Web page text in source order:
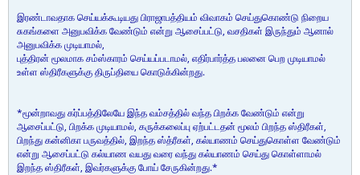
இரண்டாவதாக செய்யக்கூடியது பிராஜாபத்தியம் விவாகம் செய்துகொண்டு நிறைய
சுகங்களை அனுபவிக்க வேண்டும் என்று ஆசைப்பட்டு, வசதிகள் இருந்தும் ஆனால்
அனுபவிக்க முடியாமல்,
புத்திரன் மூலமாக சம்ஸ்காரம் செய்யப்படாமல், எதிர்பார்த்த பலனை பெற முடியாமல்
உள்ள ஸ்திரீகளுக்கு திருப்தியை கொடுக்கின்றது.
*மூன்றாவது கர்ப்பத்திலேயே இந்த வம்சத்தில் வந்த பிறக்க வேண்டும் என்று
ஆசைப்பட்டு, பிறக்க முடியாமல், கருக்கலைப்பு ஏற்பட்டதன் மூலம் பிறந்த ஸ்திரீகள்,
பிறந்து கன்னிகா பருவத்தில், இறந்த ஸ்த்ரீகள், கல்யாணம் செய்துகொள்ள வேண்டும்
என்று ஆசைப்பட்டு கல்யாண வயது வரை வந்து கல்யாணம் செய்து கொள்ளாமல்
இறந்த ஸ்திரீகள், இவர்களுக்கு போய் சேருகின்றது.*